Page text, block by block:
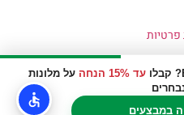
עד 15% הנחה
על מלונות
במבצעים
פרטיות